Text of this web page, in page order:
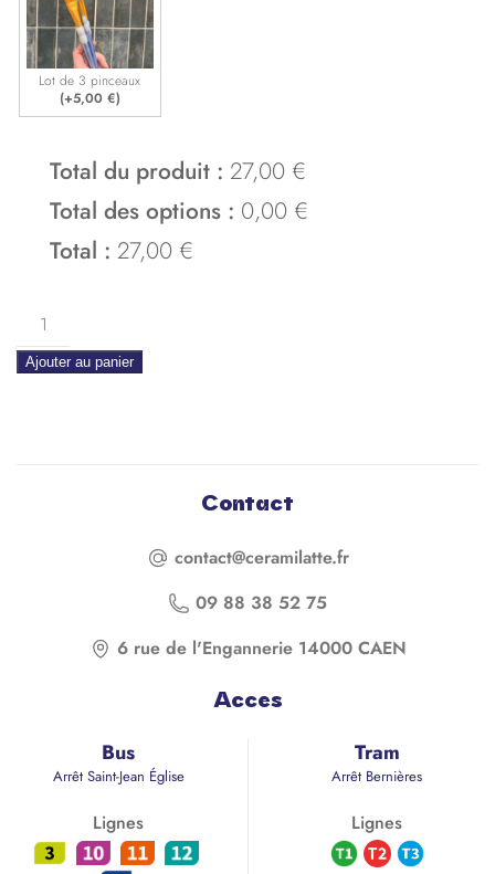
Lot de 3 pinceaux
(+5,00 €)
Total du produit : 27,00 €
Total des options : 0,00 €
Total : 27,00 €
quantite
de
Cache
Ajouter au panier
Contact
contact@ceramilatte.fr
09 88 38 52 75
6 rue de l'Engannerie 14000 CAEN
Acces
Bus
Arrêt Saint-Jean Église
Lignes
Tram
Arrêt Bernières
Lignes